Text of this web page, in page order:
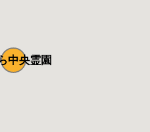
中央霊園